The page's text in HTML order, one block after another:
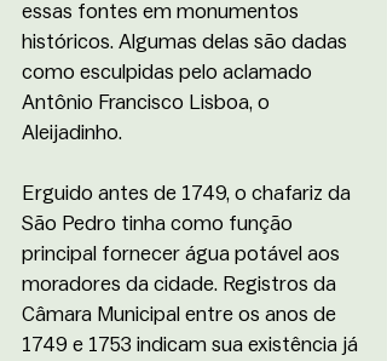
essas fontes em monumentos
históricos. Algumas delas são dadas
como esculpidas pelo aclamado
Antônio Francisco Lisboa, o
Aleijadinho.
Erguido antes de 1749, o chafariz da
São Pedro tinha como função
principal fornecer água potável aos
moradores da cidade. Registros da
Câmara Municipal entre os anos de
1749 e 1753 indicam sua existência já